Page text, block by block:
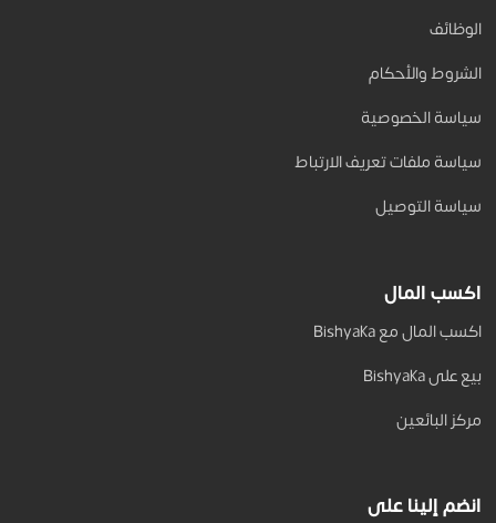
الوظائف
الشروط والأحكام
سياسة الخصوصية
سياسة ملفات تعريف الارتباط
سياسة التوصيل
اكسب المال
اكسب المال مع Bishyaka
بيع على Bishyaka
مركز البائعين
انضم إلينا على